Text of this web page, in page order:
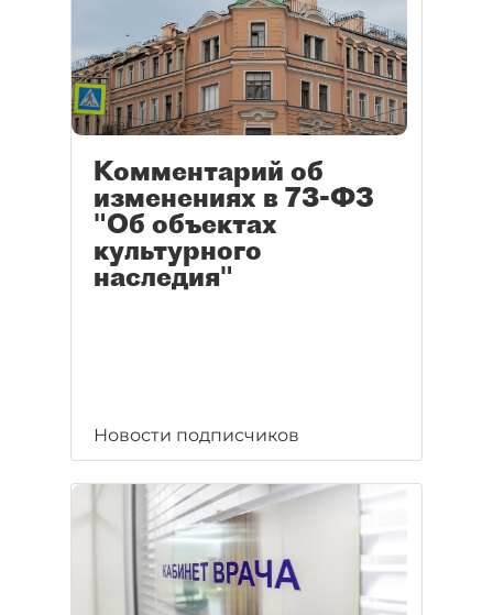
Комментарий об
изменениях в 73-ФЗ
"Об объектах
культурного
наследия"
Новости подписчиков